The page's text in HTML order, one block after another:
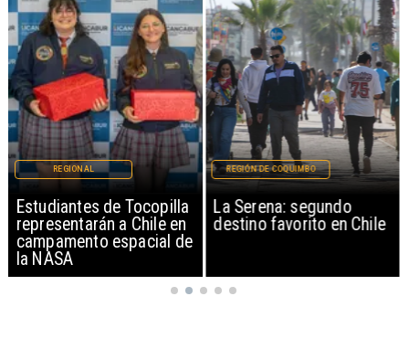
Estudiantes de Tocopilla
representarán a Chile en
campamento espacial de
la NASA
REGIONAL
La Serena: segundo
destino favorito en Chile
REGIÓN DE COQUIMBO